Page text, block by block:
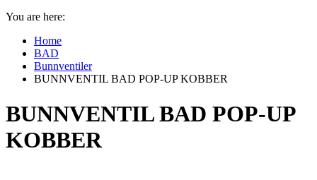
You are here:
Home
BAD
Bunnventiler
BUNNVENTIL BAD POP-UP KOBBER
BUNNVENTIL BAD POP-UP
KOBBER